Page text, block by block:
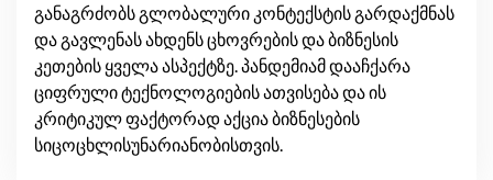
განაგრძობს გლობალური კონტექსტის გარდაქმნას
და გავლენას ახდენს ცხოვრების და ბიზნესის
კეთების ყველა ასპექტზე. პანდემიამ დააჩქარა
ციფრული ტექნოლოგიების ათვისება და ის
კრიტიკულ ფაქტორად აქცია ბიზნესების
სიცოცხლისუნარიანობისთვის.